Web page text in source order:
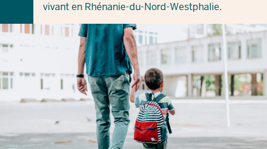
vivant en Rhénanie-du-Nord-Westphalie.